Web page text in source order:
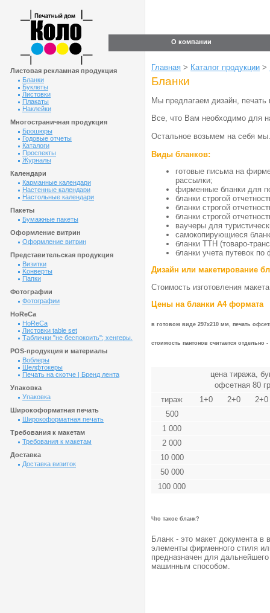
О компании
Листовая рекламная продукция
Бланки
Буклеты
Листовки
Плакаты
Наклейки
Многостраничная продукция
Брошюры
Годовые отчеты
Каталоги
Проспекты
Журналы
Календари
Карманные календари
Настенные календари
Настольные календари
Пакеты
Бумажные пакеты
Оформление витрин
Оформление витрин
Представительская продукция
Визитки
Kонверты
Папки
Фотографии
Фотографии
HoReCa
HoReCa
Листовки table set
Таблички "не беспокоить"; хенгеры.
POS-продукция и материалы
Воблеры
Шелфтокеры
Печать на скотче | Бренд лента
Упаковка
Упаковка
Широкоформатная печать
Широкоформатная печать
Требования к макетам
Требования к макетам
Доставка
Доставка визиток
Главная > Каталог продукции >
Бланки
Мы предлагаем дизайн, печать
Все, что Вам необходимо для
Остальное возьмем на себя мы.
Виды бланков:
готовые письма на
рассылки;
фирменные бланки для
бланки строгой
бланки строгой
бланки строгой
ваучеры для
самокопирующиеся
бланки ТТН (товаро-
бланки учета путевок
Дизайн или макетирование
Стоимость изготовления
Цены на бланки А4 формата
в готовом виде 297х210 мм, печать
стоимость пантонов считается отдельно -
цена тиража,
офсетная 80
тираж
1+0 2+0
2+0
500
1 000
2 000
10 000
50 000
100 000
Что такое бланк?
Бланк - это макет документа
элементы фирменного стиля
предназначен для
машинным способом.